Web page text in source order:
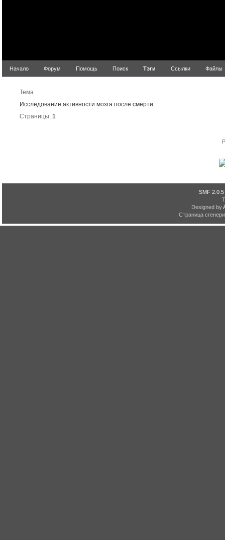
Начало Форум Помощь Поиск Тэги Ссылки Файлы
Тема
Исследование активности мозга после смерти
Страницы: 1
SMF 2.0.5
Designed by
Страница